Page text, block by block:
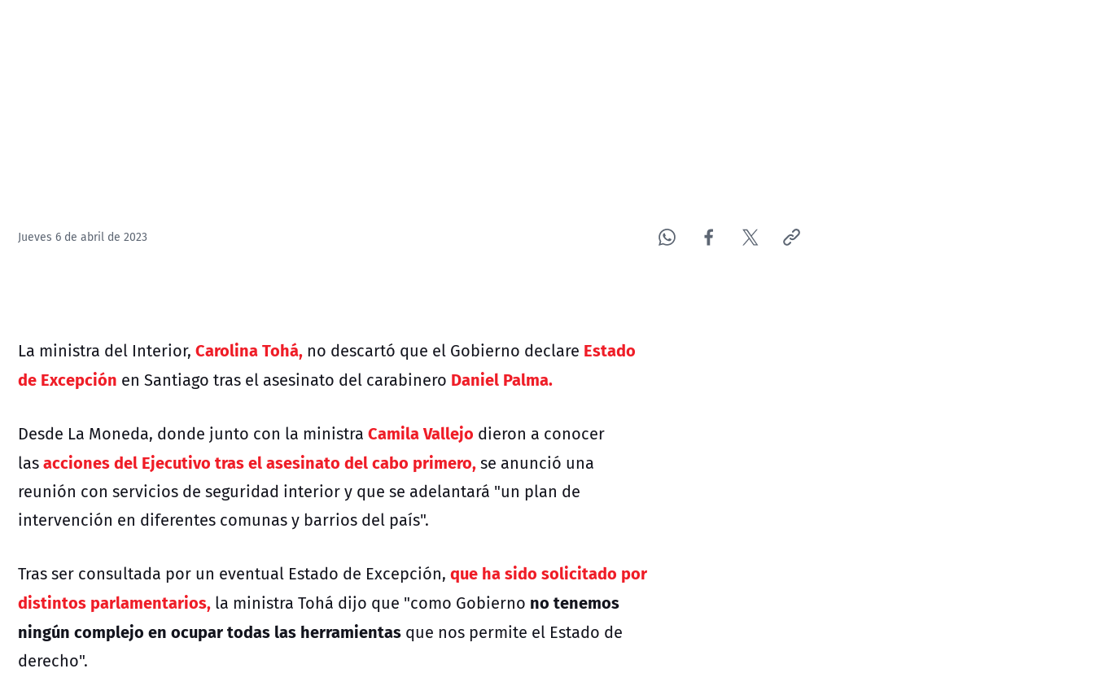
Jueves 6 de abril de 2023
La ministra del Interior, Carolina Tohá, no descartó que el Gobierno declare Estado
de Excepción en Santiago tras el asesinato del carabinero Daniel Palma.
Desde La Moneda, donde junto con la ministra Camila Vallejo dieron a conocer
lasacciones del Ejecutivo tras el asesinato del cabo primero,se anunció una
reunión con servicios de seguridad interior y que se adelantará "un plan de
intervención en diferentes comunas y barrios del país".
Tras ser consultada por un eventual Estado de Excepción, que ha sido solicitado por
distintos parlamentarios, la ministra Tohá dijo que "como Gobierno no tenemos
ningún complejo en ocupar todas las herramientas que nos permite el Estado de
derecho".